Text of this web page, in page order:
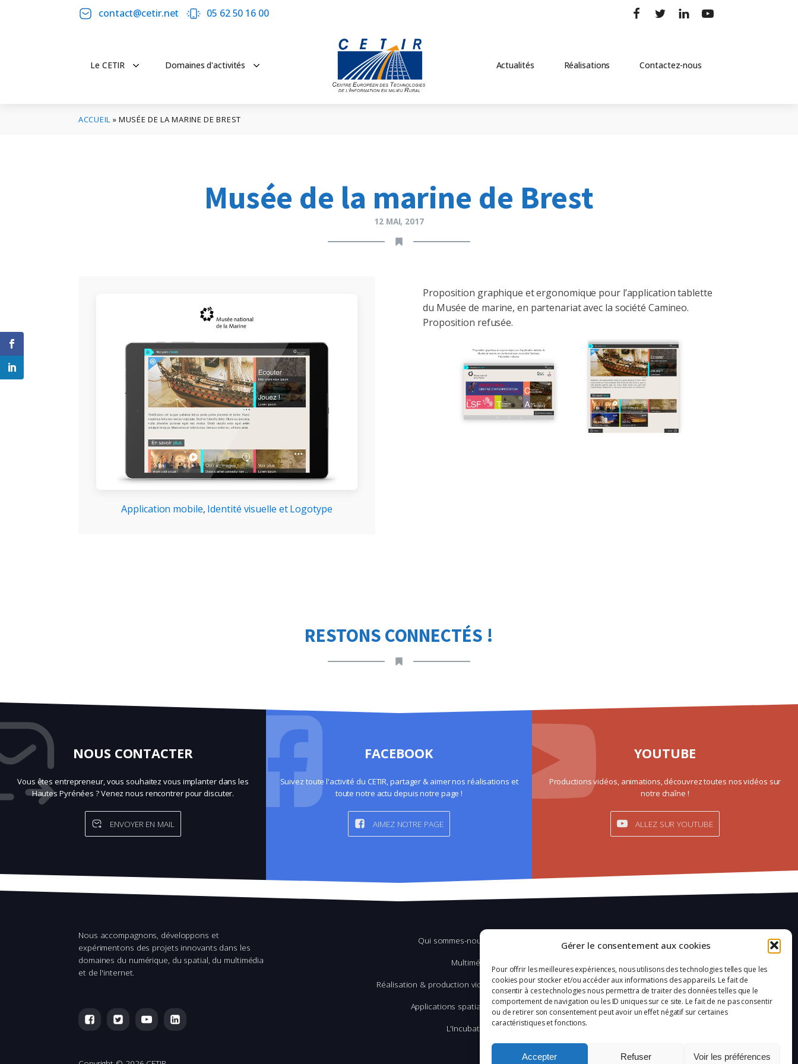
Gérer le consentement aux cookies
Pour offrir les meilleures expériences, nous utilisons des technologies telles que les
cookies pour stocker et/ou accéder aux informations des appareils. Le fait de
consentir à ces technologies nous permettra de traiter des données telles que le
comportement de navigation ou les ID uniques sur ce site. Le fait de ne pas consentir
ou de retirer son consentement peut avoir un effet négatif sur certaines
caractéristiques et fonctions.
Accepter Refuser Voir les préférences
contact@cetir.net 05 62 50 16 00
Le CETIR Domaines d'activités Actualités Réalisations Contactez-nous
ACCUEIL »MUSÉE DE LA MARINE DE BREST
Musée de la marine de Brest
12 MAI, 2017
Application mobile, Identité visuelle et Logotype
Proposition graphique et ergonomique pour l’application tablette
du Musée de marine, en partenariat avec la société Camineo.
Proposition refusée.
RESTONS CONNECTÉS !
NOUS CONTACTER
Vous êtes entrepreneur, vous souhaitez vous implanter dans les
Hautes Pyrénées ? Venez nous rencontrer pour discuter.
ENVOYER EN MAIL
FACEBOOK
Suivez toute l'activité du CETIR, partager & aimer nos réalisations et
toute notre actu depuis notre page !
AIMEZ NOTRE PAGE
YOUTUBE
Productions vidéos, animations, découvrez toutes nos vidéos sur
notre chaîne !
ALLEZ SUR YOUTUBE
Nous accompagnons, développons et
expérimentons des projets innovants dans les
domaines du numérique, du spatial, du multimédia
et de l'internet.
Qui sommes-nous ?
Multimédia
Réalisation & production vidéo
Applications spatiales
L'Incubation
Mentions légales
Plan du site
Politique de cookies (UE)